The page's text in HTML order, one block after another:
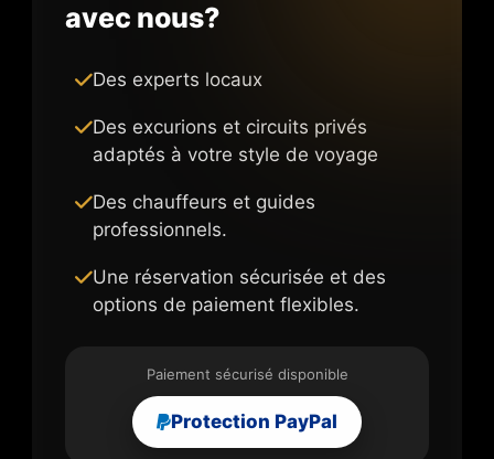
avec nous?
Des experts locaux
Des excurions et circuits privés
adaptés à votre style de voyage
Des chauffeurs et guides
professionnels.
Une réservation sécurisée et des
options de paiement flexibles.
Paiement sécurisé disponible
Protection PayPal